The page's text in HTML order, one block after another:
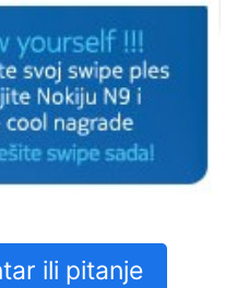
ili pitanje